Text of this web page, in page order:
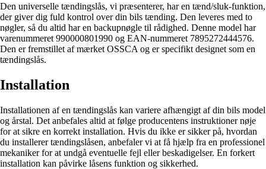
Den universelle tændingslås, vi præsenterer, har en tænd/sluk-funktion,
der giver dig fuld kontrol over din bils tænding. Den leveres med to
nøgler, så du altid har en backupnøgle til rådighed. Denne model har
varenummeret 990000801990 og EAN-nummeret 7895272444576.
Den er fremstillet af mærket OSSCA og er specifikt designet som en
tændingslås.
Installation
Installationen af en tændingslås kan variere afhængigt af din bils model
og årstal. Det anbefales altid at følge producentens instruktioner nøje
for at sikre en korrekt installation. Hvis du ikke er sikker på, hvordan
du installerer tændingslåsen, anbefaler vi at få hjælp fra en professionel
mekaniker for at undgå eventuelle fejl eller beskadigelser. En forkert
installation kan påvirke låsens funktion og sikkerhed.